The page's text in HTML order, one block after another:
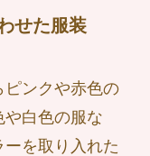
せた服装
ンクや赤色の
や白色の服な
を取り入れた